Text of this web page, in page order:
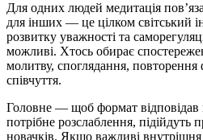
Для одних людей медитація
для інших — це цілком світський
розвитку уважності та
можливі. Хтось обирає
молитву, споглядання, повторення
співчуття.
Головне — щоб формат
потрібне розслаблення, підійдуть
новачків. Якщо важливі